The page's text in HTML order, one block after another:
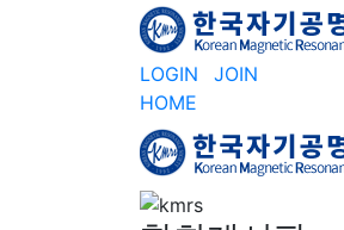
LOGIN
JOIN
HOME